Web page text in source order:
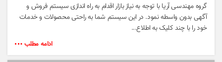
گروه مهندسی آریا با توجه به نیاز بازار اقدام به راه اندازی سیستم فروش و
آگهی بدون واسطه نمود. در این سیستم شما به راحتی محصولات و خدمات
خود را با چند کلیک به اطلاع...
ادامه مطلب